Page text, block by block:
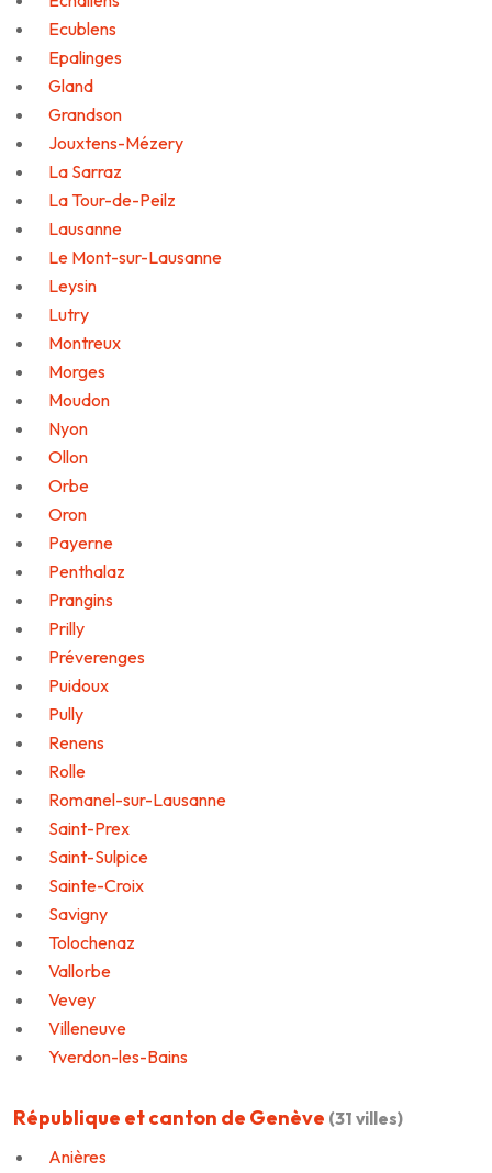
Ecublens
Epalinges
Gland
Grandson
Jouxtens-Mézery
La Sarraz
La Tour-de-Peilz
Lausanne
Le Mont-sur-Lausanne
Leysin
Lutry
Montreux
Morges
Moudon
Nyon
Ollon
Orbe
Oron
Payerne
Penthalaz
Prangins
Prilly
Préverenges
Puidoux
Pully
Renens
Rolle
Romanel-sur-Lausanne
Saint-Prex
Saint-Sulpice
Sainte-Croix
Savigny
Tolochenaz
Vallorbe
Vevey
Villeneuve
Yverdon-les-Bains
République et canton de Genève (31 villes)
Anières